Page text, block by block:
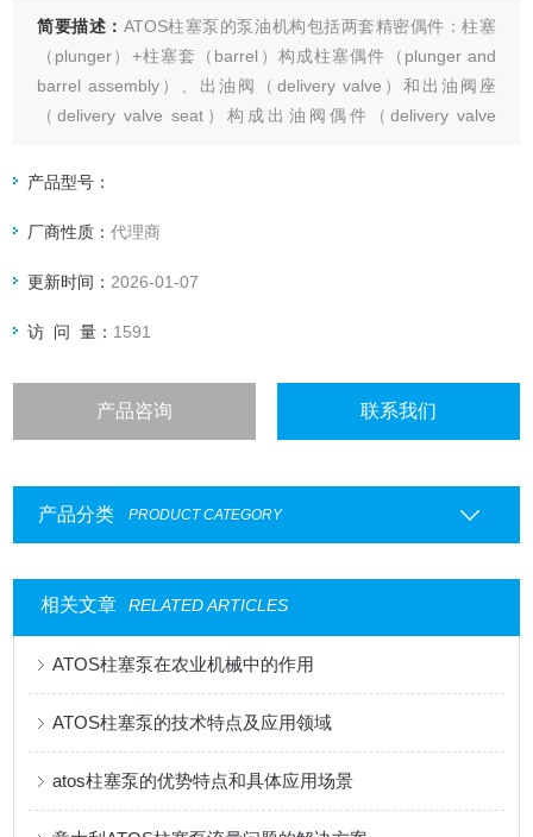
简要描述： ATOS柱塞泵的泵油机构包括两套精密偶件：柱塞
（plunger）+柱塞套（barrel）构成柱塞偶件（plunger and
barrel assembly）、出油阀（delivery valve）和出油阀座
（delivery valve seat）构成出油阀偶件（delivery valve
ATOS柱塞泵的柱塞和柱塞套是一对精密偶件，经配对研磨后
产品型号：
厂商性质：代理商
更新时间： 2026-01-07
访 问 量： 1591
产品咨询 联系我们
产品分类 PRODUCT CATEGORY
相关文章 RELATED ARTICLES
ATOS柱塞泵在农业机械中的作用
ATOS柱塞泵的技术特点及应用领域
atos柱塞泵的优势特点和具体应用场景